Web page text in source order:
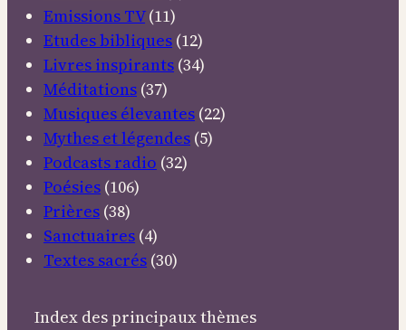
Emissions TV(11)
Etudes bibliques (12)
Livres inspirants (34)
Méditations (37)
Musiques élevantes (22)
Mythes et légendes (5)
Podcasts radio (32)
Poésies (106)
Prières (38)
Sanctuaires (4)
Textes sacrés (30)
Index des principaux thèmes